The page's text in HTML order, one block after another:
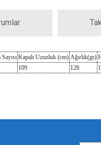
Kapalı Uzunluk (cm) Ağırlık(gr)
109 128